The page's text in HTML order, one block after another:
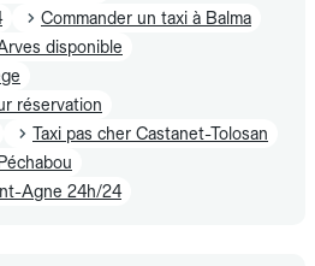
Commander un taxi à Balma
disponible
réservation
Taxi pas cher Castanet-Tolosan
Agne 24h/24